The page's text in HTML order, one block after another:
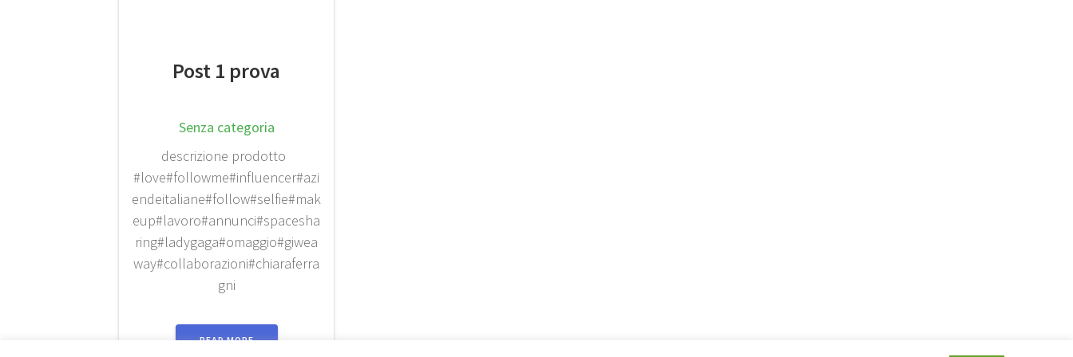
Post 1 prova
Senza categoria
descrizione prodotto
#love#followme#influencer#azi
endeitaliane#follow#selfie#mak
eup#lavoro#annunci#spacesha
ring#ladygaga#omaggio#giwea
way#collaborazioni#chiaraferra
gni
READ MORE